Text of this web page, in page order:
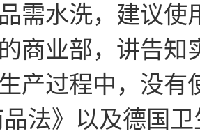
需水洗，建议使
的商业部，讲告知
产过程中，没有
法》以及德国